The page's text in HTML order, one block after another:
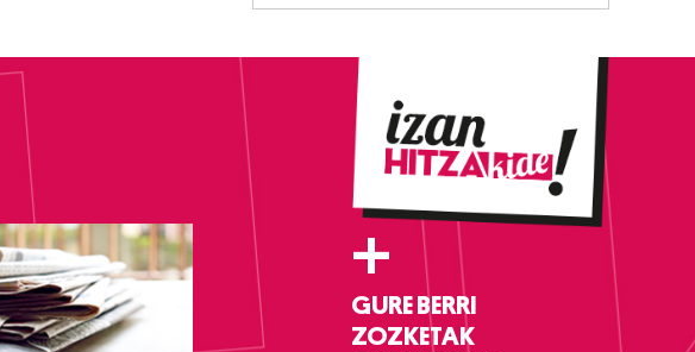
+
GURE BERRI
ZOZKETAK